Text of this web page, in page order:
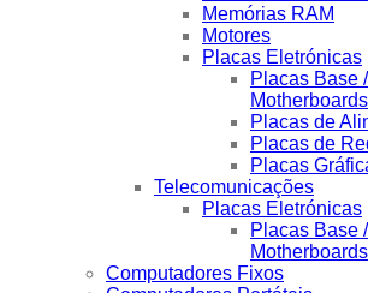
Memórias RAM
Motores
Placas Eletrónicas
Placas Base
Motherboards
Placas de
Placas de
Placas
Telecomunicações
Placas Eletrónicas
Placas Base
Motherboards
Computadores Fixos